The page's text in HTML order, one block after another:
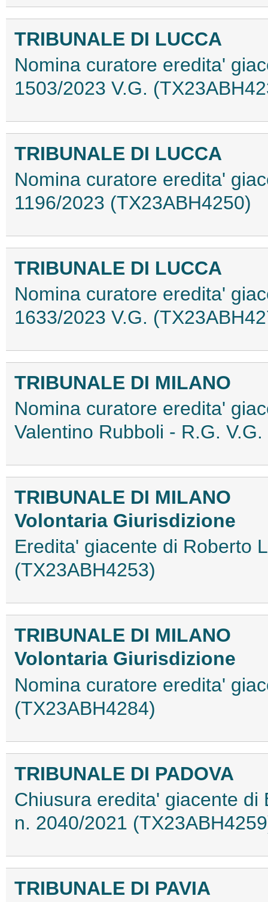
TRIBUNALE DI LUCCA
Nomina curatore eredita'
1503/2023 V.G.
TRIBUNALE DI LUCCA
Nomina curatore eredita'
1196/2023 (TX23ABH4250)
TRIBUNALE DI LUCCA
Nomina curatore eredita'
1633/2023 V.G.
TRIBUNALE DI MILANO
Nomina curatore eredita'
Valentino Rubboli - R.G.
TRIBUNALE DI MILANO
Volontaria Giurisdizione
Eredita' giacente di Roberto
(TX23ABH4253)
TRIBUNALE DI MILANO
Volontaria Giurisdizione
Nomina curatore eredita'
(TX23ABH4284)
TRIBUNALE DI PADOVA
Chiusura eredita' giacente di
n. 2040/2021
TRIBUNALE DI PAVIA